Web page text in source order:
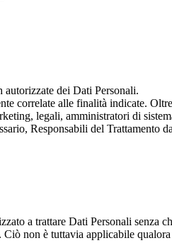
dei Dati Personali.
correlate alle finalità indicate.
legali, amministratori di
Responsabili del Trattamento
a trattare Dati Personali senza
non è tuttavia applicabile